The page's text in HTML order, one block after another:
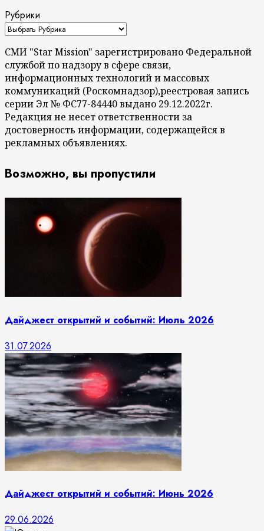
Рубрики
СМИ "Star Mission" зарегистрировано Федеральной
службой по надзору в сфере связи,
информационных технологий и массовых
коммуникаций (Роскомнадзор),реестровая запись
серии Эл № ФС77-84440 выдано 29.12.2022г.
Редакция не несет ответственности за
достоверность информации, содержащейся в
рекламных объявлениях.
Возможно, вы пропустили
Дайджест открытий и событий: Июль 2026
31.07.2026
Дайджест открытий и событий: Июнь 2026
29.06.2026